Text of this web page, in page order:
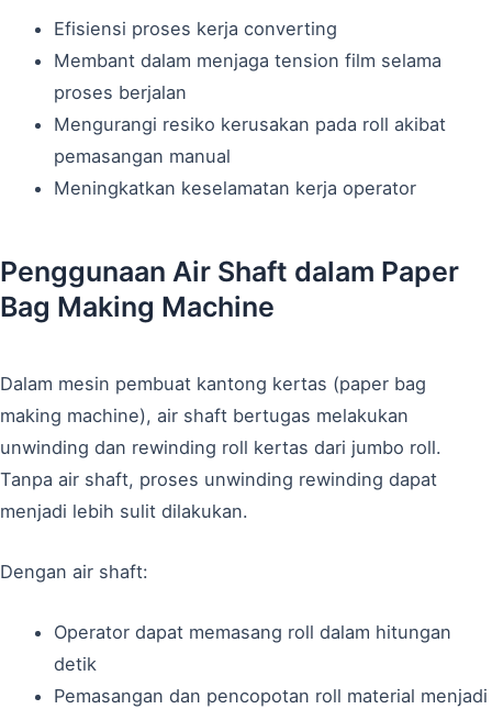
Efisiensi proses kerja converting
Membant dalam menjaga tension film selama
proses berjalan
Mengurangi resiko kerusakan pada roll akibat
pemasangan manual
Meningkatkan keselamatan kerja operator
Penggunaan Air Shaft dalam Paper
Bag Making Machine
Dalam mesin pembuat kantong kertas (paper bag
making machine), air shaft bertugas melakukan
unwinding dan rewinding roll kertas dari jumbo roll.
Tanpa air shaft, proses unwinding rewinding dapat
menjadi lebih sulit dilakukan.
Dengan air shaft:
Operator dapat memasang roll dalam hitungan
detik
Pemasangan dan pencopotan roll material menjadi